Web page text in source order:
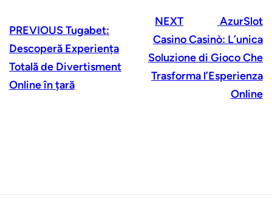
PREVIOUSTugabet:
Descoperă Experiența
Totală de Divertisment
Online în țară
NEXT
AzurSlot
Casino Casinò: L’unica
Soluzione di Gioco Che
Trasforma l’Esperienza
Online